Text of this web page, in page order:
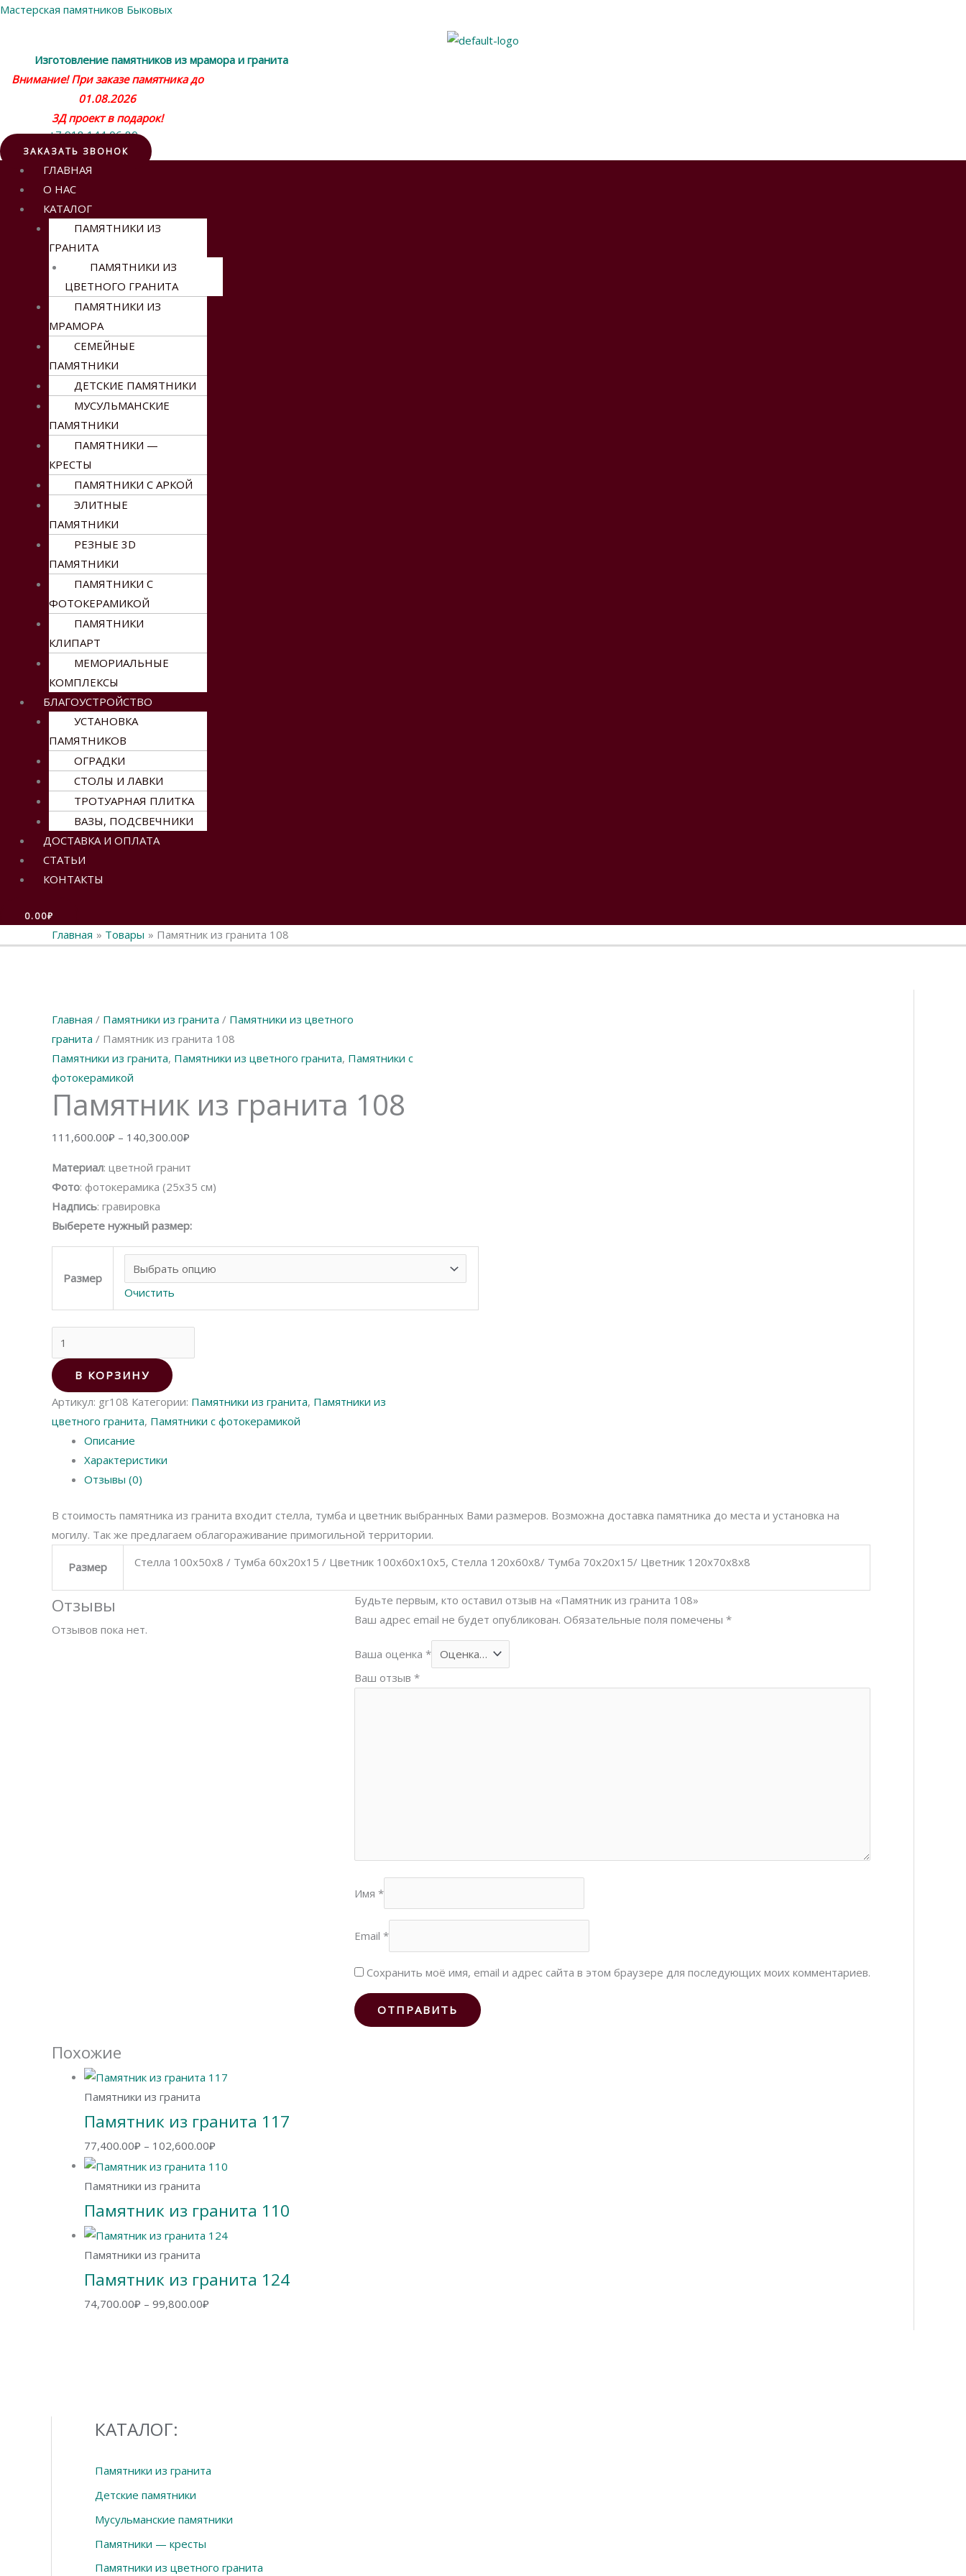
Мастерская памятников Быковых
Изготовление памятников из мрамора и гранита
Внимание! При заказе памятника до
01.08.2026
3Д проект в подарок!
+7 918 144 06 80
ЗАКАЗАТЬ ЗВОНОК
Меню
ГЛАВНАЯ
О НАС
КАТАЛОГ
ПАМЯТНИКИ ИЗ
ГРАНИТА
ПАМЯТНИКИ ИЗ
ЦВЕТНОГО ГРАНИТА
ПАМЯТНИКИ ИЗ
МРАМОРА
СЕМЕЙНЫЕ
ПАМЯТНИКИ
ДЕТСКИЕ ПАМЯТНИКИ
МУСУЛЬМАНСКИЕ
ПАМЯТНИКИ
ПАМЯТНИКИ —
КРЕСТЫ
ПАМЯТНИКИ С АРКОЙ
ЭЛИТНЫЕ
ПАМЯТНИКИ
РЕЗНЫЕ 3D
ПАМЯТНИКИ
ПАМЯТНИКИ С
ФОТОКЕРАМИКОЙ
ПАМЯТНИКИ
КЛИПАРТ
МЕМОРИАЛЬНЫЕ
КОМПЛЕКСЫ
БЛАГОУСТРОЙСТВО
УСТАНОВКА
ПАМЯТНИКОВ
ОГРАДКИ
СТОЛЫ И ЛАВКИ
ТРОТУАРНАЯ ПЛИТКА
ВАЗЫ, ПОДСВЕЧНИКИ
ДОСТАВКА И ОПЛАТА
СТАТЬИ
КОНТАКТЫ
0.00₽
Главная Товары Памятник из гранита 108
Главная / Памятники из гранита / Памятники из цветного
гранита / Памятник из гранита 108
Памятники из гранита, Памятники из цветного гранита, Памятники с
фотокерамикой
Памятник из гранита 108
111,600.00₽ – 140,300.00₽
–
Материал: цветной гранит
Фото: фотокерамика (25х35 см)
Надпись: гравировка
Выберете нужный размер:
Размер
Очистить
товара
Памятник
из
гранита
108
В КОРЗИНУ
Артикул: gr108 Категории: Памятники из гранита, Памятники из
цветного гранита, Памятники с фотокерамикой
Описание
Характеристики
Отзывы (0)
В стоимость памятника из гранита входит стелла, тумба и цветник выбранных Вами размеров. Возможна доставка памятника до места и установка на
могилу. Так же предлагаем облагораживание примогильной территории.
Размер Стелла 100х50х8 / Тумба 60х20х15 / Цветник 100х60х10х5, Стелла 120х60х8/ Тумба 70х20х15/ Цветник 120х70х8х8
Отзывы
Отзывов пока нет.
Будьте первым, кто оставил отзыв на «Памятник из гранита 108»
Ваш адрес email не будет опубликован. Обязательные поля помечены *
Ваша оценка *
Ваш отзыв *
Имя *
Email *
Сохранить моё имя, email и адрес сайта в этом браузере для последующих моих комментариев.
Похожие
Памятники из гранита
Памятник из гранита 117
77,400.00₽ – 102,600.00₽
цен:
Памятники из гранита
Памятник из гранита 110
Памятники из гранита
Памятник из гранита 124
74,700.00₽ – 99,800.00₽
КАТАЛОГ:
Памятники из гранита
Детские памятники
Мусульманские памятники
Памятники — кресты
Памятники из цветного гранита